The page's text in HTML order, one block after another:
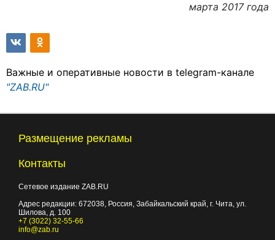
марта 2017 года
Важные и оперативные новости в telegram-канале
"ZAB.RU"
Размещение рекламы
Контакты
Сетевое издание ZAB.RU
Адрес редакции: 672038, Россия, Забайкальский край, г. Чита, ул.
Шилова, д. 100
+7 (3022) 32-55-66
info@zab.ru